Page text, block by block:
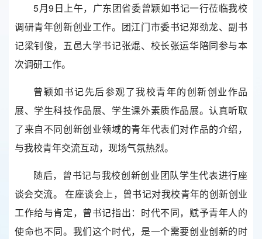
5月9日上午，广东团省委曾颖如书记一行莅临我校
调研青年创新创业工作。团江门市委书记郑劲龙、副书
记梁钊俊，五邑大学书记张焜、校长张运华陪同参与本
次调研工作。
曾颖如书记先后参观了我校青年的创新创业作品
展、学生科技作品展、学生课外素质作品展。认真听取
了来自不同创新创业领域的青年代表们对作品的介绍，
与我校青年交流互动，现场气氛热烈。
随后，曾书记与我校创新创业团队学生代表进行座
谈会交流。 在座谈会上，曾书记对我校青年的创新创业
工作给与肯定，曾书记指出：时代不同，赋予青年人的
使命也不同。我们这个时代，是一个需要创业创新的时